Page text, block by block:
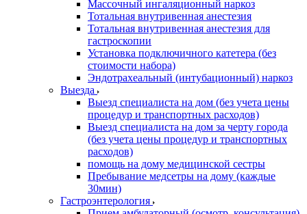
Массочный ингаляционный наркоз
Тотальная внутривенная анестезия
Тотальная внутривенная анестезия для
гастроскопии
Установка подключичного катетера (без
стоимости набора)
Эндотрахеальный (интубационный) наркоз
Выезда
Выезд специалиста на дом (без учета цены
процедур и транспортных расходов)
Выезд специалиста на дом за черту города
(без учета цены процедур и транспортных
расходов)
помощь на дому медицинской сестры
Пребывание медсетры на дому (каждые
30мин)
Гастроэнтерология